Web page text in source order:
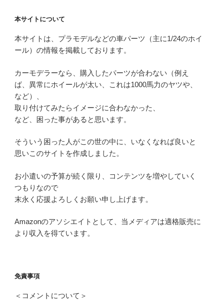
本サイトについて
本サイトは、プラモデルなどの車パーツ（主に1/24のホイ
ール）の情報を掲載しております。
カーモデラーなら、購入したパーツが合わない（例え
ば、異常にホイールが太い、これは1000馬力のヤツや、
など）、
取り付けてみたらイメージに合わなかった、
など、困った事があると思います。
そういう困った人がこの世の中に、いなくなれば良いと
思いこのサイトを作成しました。
お小遣いの予算が続く限り、コンテンツを増やしていく
つもりなので
末永く応援よろしくお願い申し上げます。
Amazonのアソシエイトとして、当メディアは適格販売に
より収入を得ています。
免責事項
＜コメントについて＞